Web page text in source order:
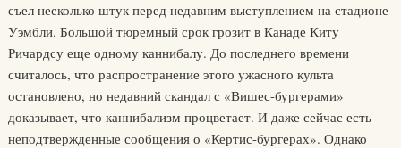
съел несколько штук перед недавним выступлением на стадионе
Уэмбли. Большой тюремный срок грозит в Канаде Киту
Ричардсу еще одному каннибалу. До последнего времени
считалось, что распространение этого ужасного культа
остановлено, но недавний скандал с «Вишес-бургерами»
доказывает, что каннибализм процветает. И даже сейчас есть
неподтвержденные сообщения о «Кертис-бургерах». Однако